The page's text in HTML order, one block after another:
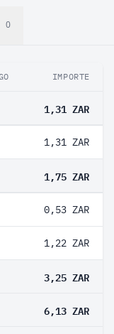
0
IMPORTE
1,31 ZAR
1,31 ZAR
1,75 ZAR
0,53 ZAR
1,22 ZAR
3,25 ZAR
6,13 ZAR